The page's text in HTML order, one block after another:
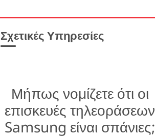
Σχετικές Υπηρεσίες
Μήπως νομίζετε ότι οι
επισκευές τηλεοράσεων
Samsung είναι σπάνιες;